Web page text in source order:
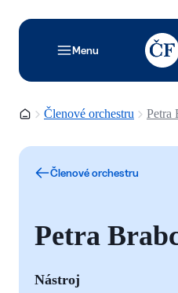
Menu
Domovská stránka
Členové orchestru Petra
Členové orchestru
Petra
Nástroj